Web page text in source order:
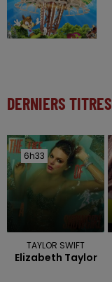
DERNIERS TITRES
6h33
6h33
TAYLOR SWIFT
Elizabeth Taylor